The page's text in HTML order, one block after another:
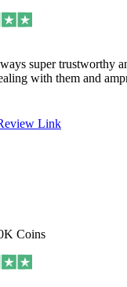
super trustworthy
with them and
Link
Coins